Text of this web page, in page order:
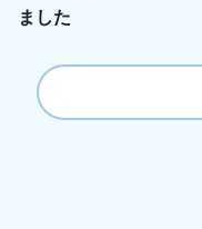
ました